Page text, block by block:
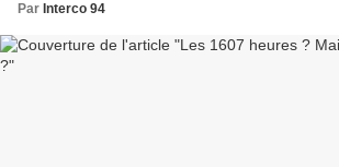
Par Interco 94